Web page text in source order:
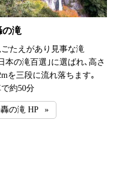
の滝
ごたえがあり見事な滝
日本の滝百選｣に選ばれ､高さ
を三段に流れ落ちます｡
約50分
轟の滝 HP